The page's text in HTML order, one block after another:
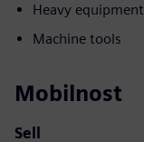
Heavy equipment
Machine tools
Mobilnost
Sell